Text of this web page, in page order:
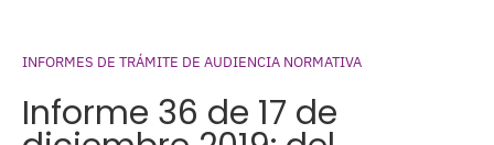
INFORMES DE TRÁMITE DE AUDIENCIA NORMATIVA
Informe 36 de 17 de